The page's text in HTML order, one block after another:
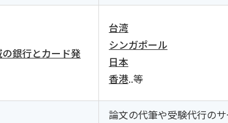
銀行とカード発
台湾
シンガポール
日本
香港..等
論文の代筆や受験代行の